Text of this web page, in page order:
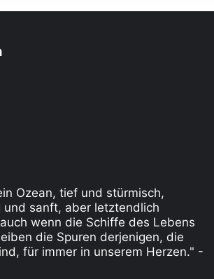
Ozean, tief und stürmisch,
und sanft, aber letztendlich
wenn die Schiffe des Lebens
die Spuren derjenigen, die
für immer in unserem Herzen." -